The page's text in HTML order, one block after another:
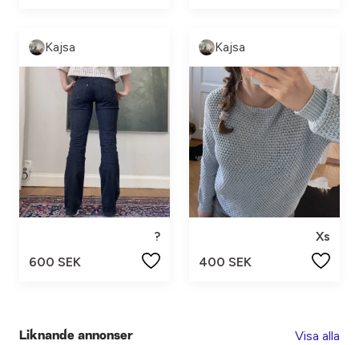
Kajsa
?
600 SEK
Kajsa
Xs
400 SEK
Liknande annonser Visa alla